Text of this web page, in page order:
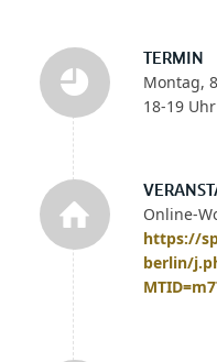
TERMIN
Montag,
18-19 Uhr
Online-
https://
berlin/